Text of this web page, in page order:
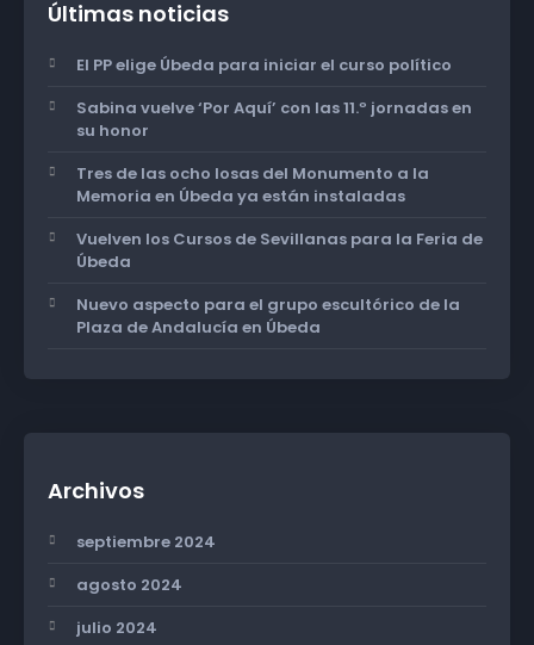
Últimas noticias
El PP elige Úbeda para iniciar el curso político
Sabina vuelve ‘Por Aquí’ con las 11.º jornadas en
su honor
Tres de las ocho losas del Monumento a la
Memoria en Úbeda ya están instaladas
Vuelven los Cursos de Sevillanas para la Feria de
Úbeda
Nuevo aspecto para el grupo escultórico de la
Plaza de Andalucía en Úbeda
Archivos
septiembre 2024
agosto 2024
julio 2024